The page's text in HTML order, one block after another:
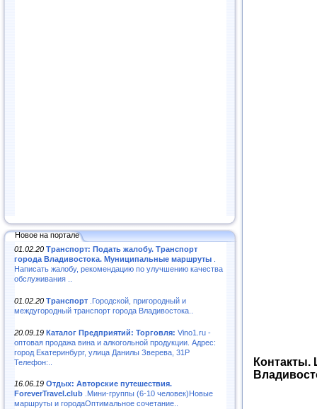
Новое на портале
01.02.20 Транспорт: Подать жалобу. Транспорт
города Владивостока. Муниципальные маршруты
Написать жалобу, рекомендацию по улучшению качества
обслуживания ..
01.02.20 Транспорт .Городской, пригородный и
междугородный транспорт города Владивостока..
20.09.19 Каталог Предприятий: Торговля: Vino1.ru -
оптовая продажа вина и алкогольной продукции. Адрес:
город Екатеринбург, улица Данилы Зверева, 31Р
Телефон:..
16.06.19 Отдых: Авторские путешествия.
ForeverTravel.club .Мини-группы (6-10 человек)Новые
маршруты и городаОптимальное сочетание..
Контакты.